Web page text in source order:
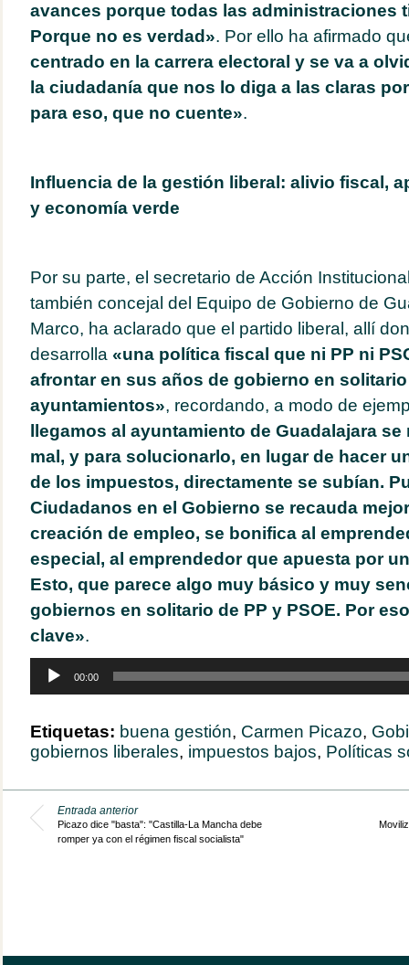
avances porque todas las administraciones
Porque no es verdad». Por ello ha afirmado
centrado en la carrera electoral y se va a
la ciudadanía que nos lo diga a las claras
para eso, que no cuente».
Influencia de la gestión liberal: alivio fiscal,
y economía verde
Por su parte, el secretario de Acción
también concejal del Equipo de Gobierno de
Marco, ha aclarado que el partido liberal, allí
desarrolla «una política fiscal que ni PP ni
afrontar en sus años de gobierno en
ayuntamientos», recordando, a modo de
llegamos al ayuntamiento de Guadalajara
mal, y para solucionarlo, en lugar de hacer
de los impuestos, directamente se subían.
Ciudadanos en el Gobierno se recauda
creación de empleo, se bonifica al
especial, al emprendedor que apuesta por
Esto, que parece algo muy básico y muy
gobiernos en solitario de PP y PSOE. Por
clave».
Reproductor
audio
00:00
Etiquetas: buena gestión, Carmen Picazo,
gobiernos liberales, impuestos bajos, Políticas
Entrada anterior
Picazo dice "basta": "Castilla-La Mancha debe
romper ya con el régimen fiscal socialista"